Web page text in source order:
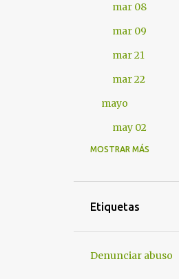
mar 08
mar 09
mar 21
mar 22
mayo
may 02
2012
abr 17
MOSTRAR MÁS
Etiquetas
Denunciar abuso